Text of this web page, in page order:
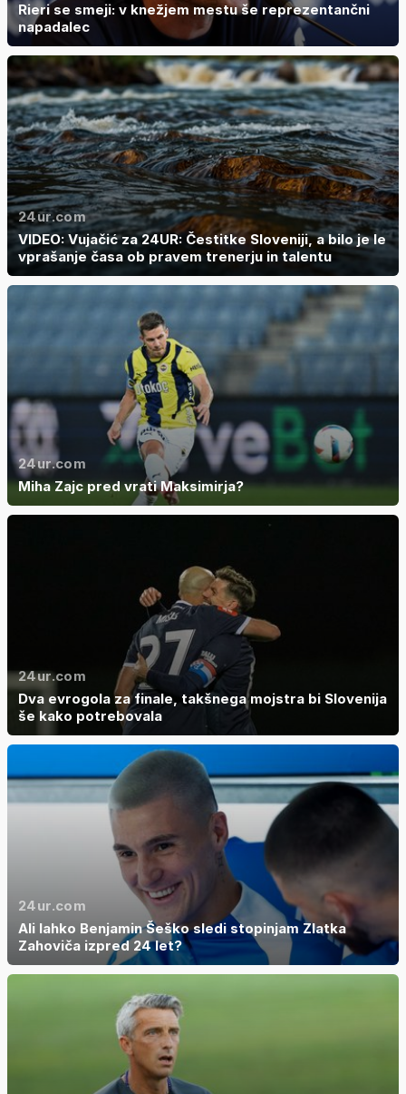
Rieri se smeji: v knežjem mestu še reprezentančni
napadalec
24ur.com
VIDEO: Vujačić za 24UR: Čestitke Sloveniji, a bilo je le
vprašanje časa ob pravem trenerju in talentu
24ur.com
Miha Zajc pred vrati Maksimirja?
24ur.com
Dva evrogola za finale, takšnega mojstra bi Slovenija
še kako potrebovala
24ur.com
Ali lahko Benjamin Šeško sledi stopinjam Zlatka
Zahoviča izpred 24 let?